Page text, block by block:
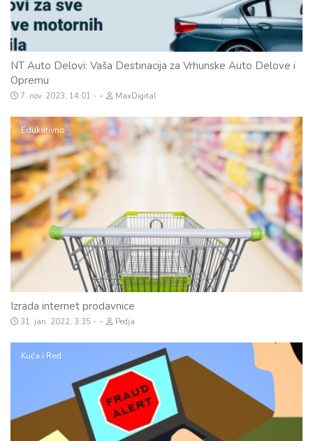
NT Auto Delovi: Vaša Destinacija za Vrhunske Auto Delove i
Opremu
7. nov. 2023, 14:01 - MaxDigital
Edukativno
Izrada internet prodavnice
31. jan. 2022, 3:35 - Pedja
Kuća i Red